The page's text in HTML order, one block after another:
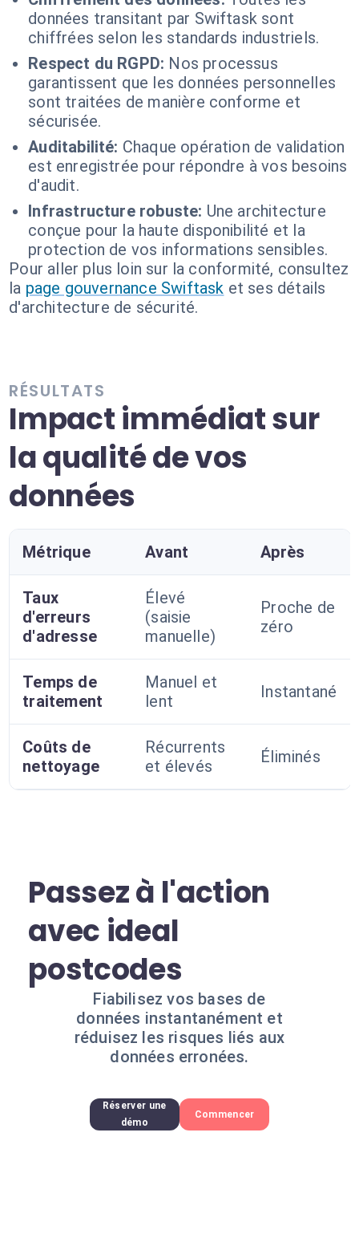
données transitant par Swiftask sont
chiffrées selon les standards industriels.
Respect du RGPD: Nos processus
garantissent que les données personnelles
sont traitées de manière conforme et
sécurisée.
Auditabilité: Chaque opération de validation
est enregistrée pour répondre à vos besoins
d'audit.
Infrastructure robuste: Une architecture
conçue pour la haute disponibilité et la
protection de vos informations sensibles.
Pour aller plus loin sur la conformité, consultez
la page gouvernance Swiftask et ses détails
d'architecture de sécurité.
RÉSULTATS
Impact immédiat sur
la qualité de vos
données
Métrique Avant Après
Taux
d'erreurs
d'adresse
Élevé
(saisie
manuelle)
Proche de
zéro
Temps de
traitement
Manuel et
lent
Instantané
Coûts de
nettoyage
Récurrents
et élevés
Éliminés
Passez à l'action
avec ideal
postcodes
Fiabilisez vos bases de
données instantanément et
réduisez les risques liés aux
données erronées.
Réserver une
démo
Commencer